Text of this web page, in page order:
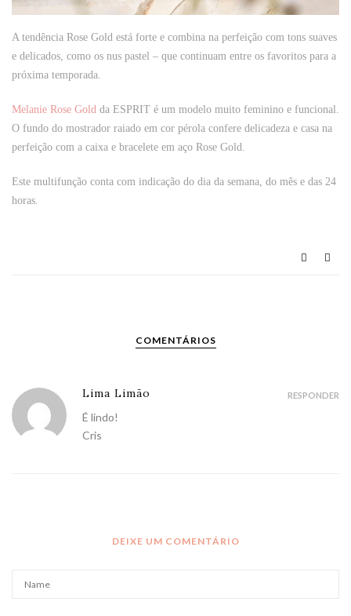
A tendência Rose Gold está forte e combina na perfeição com tons suaves
e delicados, como os nus pastel – que continuam entre os favoritos para a
próxima temporada.
Melanie Rose Gold da ESPRIT é um modelo muito feminino e funcional.
O fundo do mostrador raiado em cor pérola confere delicadeza e casa na
perfeição com a caixa e bracelete em aço Rose Gold.
Este multifunção conta com indicação do dia da semana, do mês e das 24
horas.
COMENTÁRIOS
Lima Limão
É lindo!
Cris
RESPONDER
DEIXE UM COMENTÁRIO